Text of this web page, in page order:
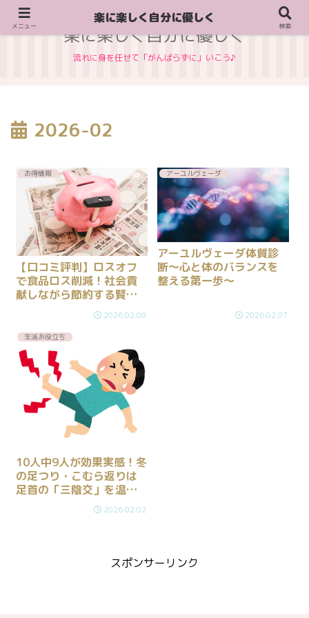
楽に楽しく自分に優しく
流れに身を任せて「がんばらずに」いこう♪
2026-02
お得情報
【口コミ評判】ロスオフ
で食品ロス削減！社会貢
献しながら節約する賢い
2026.02.08
アーユルヴェーダ
アーユルヴェーダ体質診
断～心と体のバランスを
整える第一歩～
2026.02.07
生活お役立ち
10人中9人が効果実感！冬
の足つり・こむら返りは
足首の「三陰交」を温め
2026.02.02
スポンサーリンク
メニュー
楽に楽しく自分に優しく
検索